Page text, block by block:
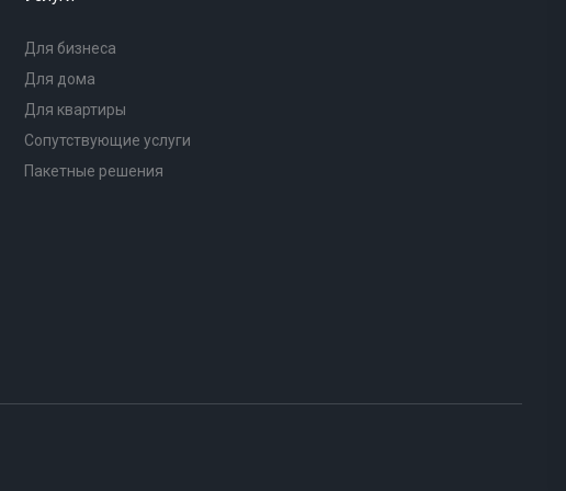
Для бизнеса
Для дома
Для квартиры
Сопутствующие услуги
Пакетные решения